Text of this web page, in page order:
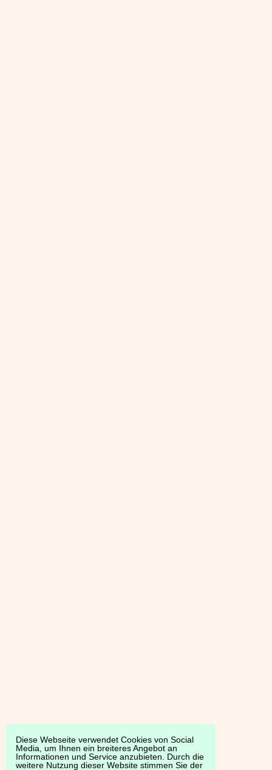
Diese Webseite verwendet Cookies von Social
Media, um Ihnen ein breiteres Angebot an
Informationen und Service anzubieten. Durch die
weitere Nutzung dieser Website stimmen Sie der